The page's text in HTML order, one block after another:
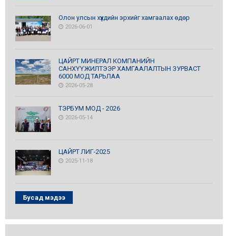
Олон улсын хүүхдийн эрхийг хамгаалах өдөр
2026-06-01
ЦАЙРТ МИНЕРАЛ КОМПАНИЙН
САНХҮҮЖИЛТЭЭР ХАМГААЛАЛТЫН ЗУРВАСТ
6000 МОД ТАРЬЛАА
2026-05-28
ТЭРБУМ МОД - 2026
2026-05-14
ЦАЙРТ ЛИГ-2025
2025-11-18
Бусад мэдээ